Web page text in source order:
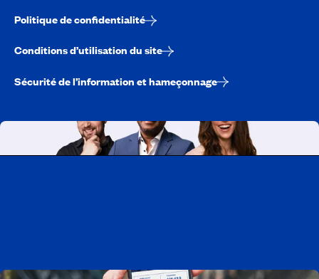
Politique de confidentialité
Conditions d’utilisation du site
Sécurité de l’information et hameçonnage